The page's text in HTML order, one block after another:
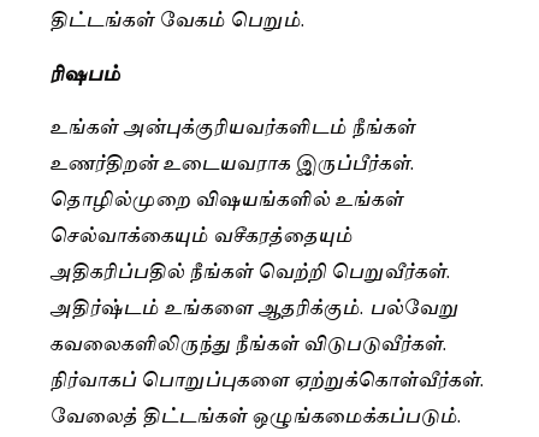
திட்டங்கள் வேகம் பெறும்.
ரிஷபம்
உங்கள் அன்புக்குரியவர்களிடம் நீங்கள்
உணர்திறன் உடையவராக இருப்பீர்கள்.
தொழில்முறை விஷயங்களில் உங்கள்
செல்வாக்கையும் வசீகரத்தையும்
அதிகரிப்பதில் நீங்கள் வெற்றி பெறுவீர்கள்.
அதிர்ஷ்டம் உங்களை ஆதரிக்கும். பல்வேறு
கவலைகளிலிருந்து நீங்கள் விடுபடுவீர்கள்.
நிர்வாகப் பொறுப்புகளை ஏற்றுக்கொள்வீர்கள்.
வேலைத் திட்டங்கள் ஒழுங்கமைக்கப்படும்.